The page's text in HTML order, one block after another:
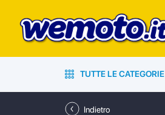
TUTTE LE CATEGORIE
Indietro